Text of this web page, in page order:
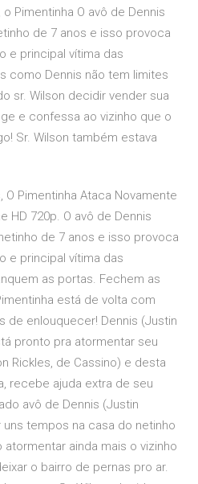
Pimentinha O avô de Dennis
de 7 anos e isso provoca
e principal vítima das
como Dennis não tem limites
sr. Wilson decidir vender sua
e confessa ao vizinho que o
Sr. Wilson também estava
O Pimentinha Ataca Novamente
HD 720p. O avô de Dennis
de 7 anos e isso provoca
e principal vítima das
as portas. Fechem as
está de volta com
de enlouquecer! Dennis (Justin
pronto pra atormentar seu
Rickles, de Cassino) e desta
recebe ajuda extra de seu
avô de Dennis (Justin
tempos na casa do netinho
ainda mais o vizinho
o bairro de pernas pro ar.